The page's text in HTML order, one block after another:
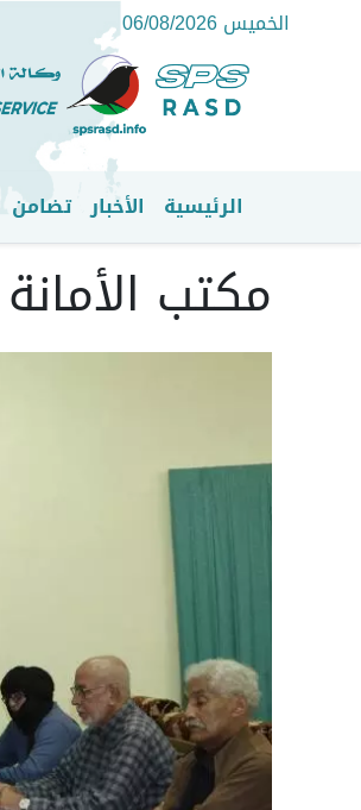
الخميس 06/08/2026
القائمة الرئيسية
الرئيسية الأخبار تضامن
مكتب